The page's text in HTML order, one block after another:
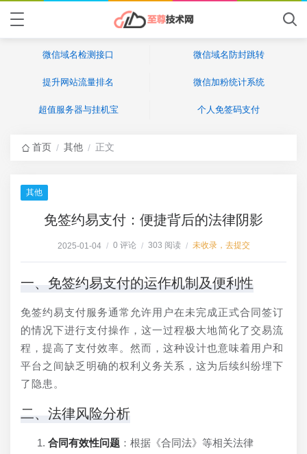
微信域名检测接口 微信域名防封跳转
提升网站流量排名 微信加粉统计系统
超值服务器与挂机宝 个人免签码支付
首页 / 其他 / 正文
其他
免签约易支付：便捷背后的法律阴影
2025-01-04 / 0 评论 / 303 阅读 / 未收录，去提交
一、免签约易支付的运作机制及便利性
免签约易支付服务通常允许用户在未完成正式合同签订
的情况下进行支付操作，这一过程极大地简化了交易流
程，提高了支付效率。然而，这种设计也意味着用户和
平台之间缺乏明确的权利义务关系，这为后续纠纷埋下
了隐患。
二、法律风险分析
合同有效性问题 ：根据《合同法》等相关法律